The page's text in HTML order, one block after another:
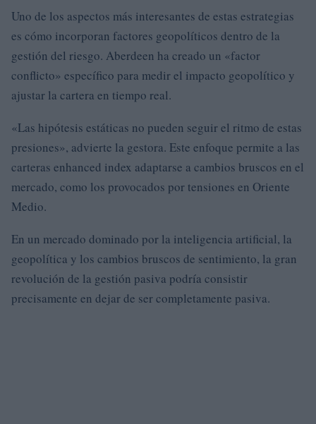
Uno de los aspectos más interesantes de estas estrategias
es cómo incorporan factores geopolíticos dentro de la
gestión del riesgo. Aberdeen ha creado un «factor
conflicto» específico para medir el impacto geopolítico y
ajustar la cartera en tiempo real.
«Las hipótesis estáticas no pueden seguir el ritmo de estas
presiones», advierte la gestora. Este enfoque permite a las
carteras enhanced index adaptarse a cambios bruscos en el
mercado, como los provocados por tensiones en Oriente
Medio.
En un mercado dominado por la inteligencia artificial, la
geopolítica y los cambios bruscos de sentimiento, la gran
revolución de la gestión pasiva podría consistir
precisamente en dejar de ser completamente pasiva.